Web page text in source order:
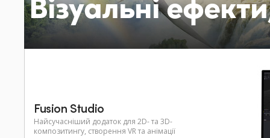
Fusion Studio
Найсучасніший додаток для 2D- та 3D-
композитингу, створення VR та анімації